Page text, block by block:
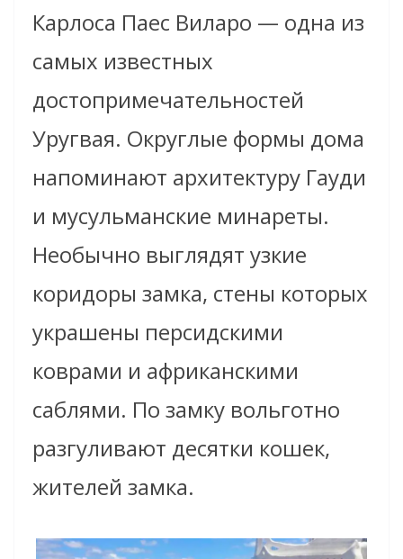
Карлоса Паес Виларо — одна из
самых известных
достопримечательностей
Уругвая. Округлые формы дома
напоминают архитектуру Гауди
и мусульманские минареты.
Необычно выглядят узкие
коридоры замка, стены которых
украшены персидскими
коврами и африканскими
саблями. По замку вольготно
разгуливают десятки кошек,
жителей замка.